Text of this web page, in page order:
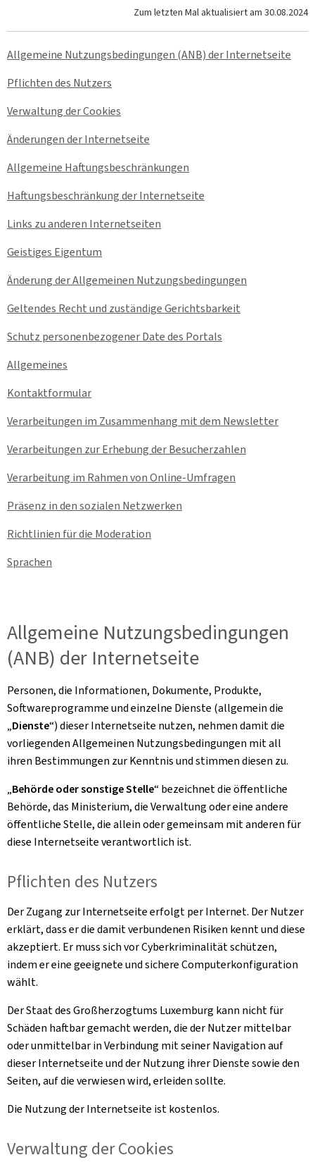
Zum letzten Mal aktualisiert am 30.08.2024
Allgemeine Nutzungsbedingungen (ANB) der Internetseite
Pflichten des Nutzers
Verwaltung derCookies
Änderungen der Internetseite
Allgemeine Haftungsbeschränkungen
Haftungsbeschränkung der Internetseite
Links zu anderen Internetseiten
Geistiges Eigentum
Änderung der Allgemeinen Nutzungsbedingungen
Geltendes Recht und zuständige Gerichtsbarkeit
Schutz personenbezogener Date des Portals
Allgemeines
Kontaktformular
Verarbeitungen im Zusammenhang mit dem Newsletter
Verarbeitungen zur Erhebung der Besucherzahlen
Verarbeitung im Rahmen von Online-Umfragen
Präsenz in den sozialen Netzwerken
Richtlinien für die Moderation
Sprachen
Allgemeine Nutzungsbedingungen
(ANB) der Internetseite
Personen, die Informationen, Dokumente, Produkte,
Softwareprogramme und einzelne Dienste (allgemein die
„Dienste“) dieser Internetseite nutzen, nehmen damit die
vorliegenden Allgemeinen Nutzungsbedingungen mit all
ihren Bestimmungen zur Kenntnis und stimmen diesen zu.
„Behörde oder sonstige Stelle“ bezeichnet die öffentliche
Behörde, das Ministerium, die Verwaltung oder eine andere
öffentliche Stelle, die allein oder gemeinsam mit anderen für
diese Internetseite verantwortlich ist.
Pflichten des Nutzers
Der Zugang zur Internetseite erfolgt per Internet. Der Nutzer
erklärt, dass er die damit verbundenen Risiken kennt und diese
akzeptiert. Er muss sich vor Cyberkriminalität schützen,
indem er eine geeignete und sichere Computerkonfiguration
wählt.
Der Staat des Großherzogtums Luxemburg kann nicht für
Schäden haftbar gemacht werden, die der Nutzer mittelbar
oder unmittelbar in Verbindung mit seiner Navigation auf
dieser Internetseite und der Nutzung ihrer Dienste sowie den
Seiten, auf die verwiesen wird, erleiden sollte.
Die Nutzung der Internetseite ist kostenlos.
Verwaltung derCookies